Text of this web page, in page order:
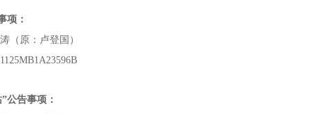
项：
（原：卢登国）
公告事项：